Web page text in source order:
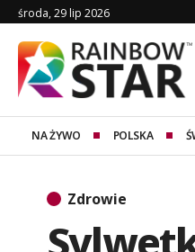
środa, 29 lip 2026
NA ŻYWO POLSKA
Zdrowie